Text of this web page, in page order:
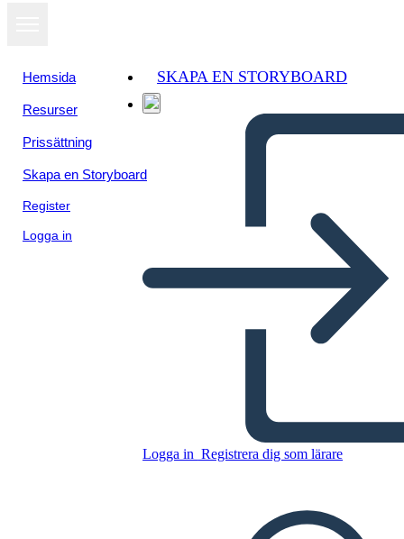
Hemsida
Resurser
Prissättning
Skapa en Storyboard
Register
Logga in
SKAPA EN STORYBOARD
Logga in Registrera dig som lärare
Kopiera denna storyboard
SKAPA EN STORYBOARD
LÄS FÖR MIG